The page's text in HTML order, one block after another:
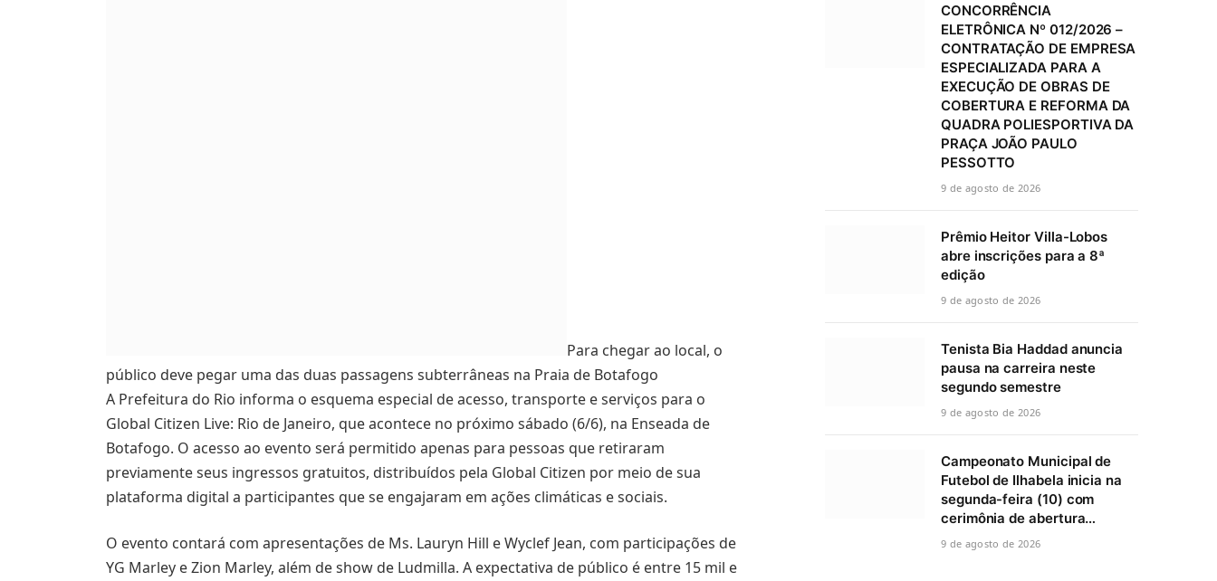
Para chegar ao local, o
público deve pegar uma das duas passagens subterrâneas na Praia de Botafogo
A Prefeitura do Rio informa o esquema especial de acesso, transporte e serviços para o
Global Citizen Live: Rio de Janeiro, que acontece no próximo sábado (6/6), na Enseada de
Botafogo. O acesso ao evento será permitido apenas para pessoas que retiraram
previamente seus ingressos gratuitos, distribuídos pela Global Citizen por meio de sua
plataforma digital a participantes que se engajaram em ações climáticas e sociais.
O evento contará com apresentações de Ms. Lauryn Hill e Wyclef Jean, com participações de
YG Marley e Zion Marley, além de show de Ludmilla. A expectativa de público é entre 15 mil e
CONCORRÊNCIA
ELETRÔNICA Nº 012/2026 –
CONTRATAÇÃO DE EMPRESA
ESPECIALIZADA PARA A
EXECUÇÃO DE OBRAS DE
COBERTURA E REFORMA DA
QUADRA POLIESPORTIVA DA
PRAÇA JOÃO PAULO
PESSOTTO
9 de agosto de 2026
Prêmio Heitor Villa-Lobos
abre inscrições para a 8ª
edição
9 de agosto de 2026
Tenista Bia Haddad anuncia
pausa na carreira neste
segundo semestre
9 de agosto de 2026
Campeonato Municipal de
Futebol de Ilhabela inicia na
segunda-feira (10) com
cerimônia de abertura…
9 de agosto de 2026